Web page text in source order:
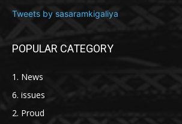
Tweets by sasaramkigaliya
POPULAR CATEGORY
1. News
6. issues
2. Proud